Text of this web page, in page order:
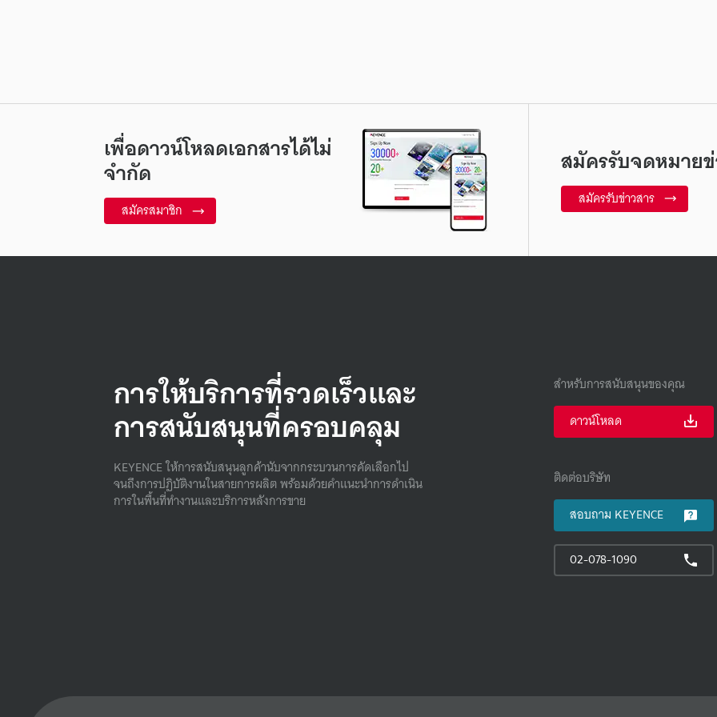
เพื่อดาวน์โหลดเอกสารได้ไม่
จำกัด
สมัครสมาชิก
สมัครรับจดหมาย
สมัครรับข่าวสาร
การให้บริการที่รวดเร็วและ
การสนับสนุนที่ครอบคลุม
KEYENCE ให้การสนับสนุนลูกค้านับจากกระบวนการคัดเลือกไป
จนถึงการปฏิบัติงานในสายการผลิต พร้อมด้วยคําแนะนําการดําเนิน
การในพื้นที่ทํางานและบริการหลังการขาย
สำหรับการสนับสนุนของคุณ
ดาวน์โหลด
ติดต่อบริษัท
สอบถาม KEYENCE
02-078-1090